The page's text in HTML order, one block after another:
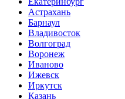
Астрахань
Барнаул
Владивосток
Волгоград
Воронеж
Иваново
Ижевск
Иркутск
Казань